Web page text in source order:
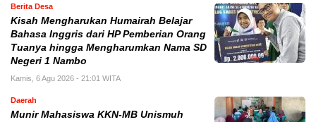
Berita Desa
Kisah Mengharukan Humairah Belajar
Bahasa Inggris dari HP Pemberian Orang
Tuanya hingga Mengharumkan Nama SD
Negeri 1 Nambo
Kamis, 6 Agu 2026 - 21:01 WITA
Daerah
Munir Mahasiswa KKN-MB Unismuh